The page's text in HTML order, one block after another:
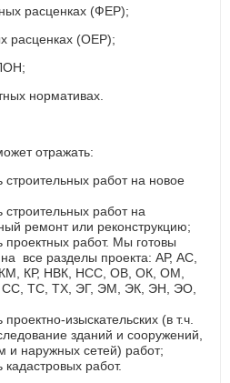
расценках (ФЕР);
расценках (ОЕР);
нормативах.
отражать:
строительных работ на новое
строительных работ на
ремонт или реконструкцию;
проектных работ. Мы готовы
на все разделы проекта: АР, АС,
КР, НВК, НСС, ОВ, ОК, ОМ,
СС, ТС, ТХ, ЭГ, ЭМ, ЭК, ЭН, ЭО,
изыскательских (в т.ч.
зданий и сооружений,
и наружных сетей) работ;
работ.